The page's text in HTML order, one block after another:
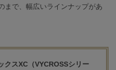
まで、幅広いラインナップがあ
クスXC（VYCROSSシリー